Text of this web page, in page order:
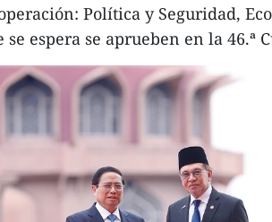
Política y Seguridad,
espera se aprueben en la 46.ª